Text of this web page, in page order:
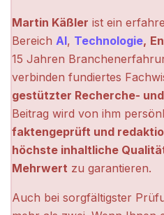
Martin Käßler ist ein
Bereich AI, Technologie,
15 Jahren
verbinden fundiertes
gestützter Recherche-
Beitrag wird von ihm
faktengeprüft und
höchste inhaltliche
Mehrwert zu garantieren.
Auch bei sorgfältigster